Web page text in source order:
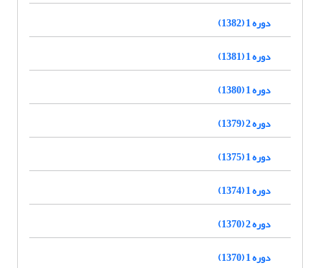
دوره 1 (1382)
دوره 1 (1381)
دوره 1 (1380)
دوره 2 (1379)
دوره 1 (1375)
دوره 1 (1374)
دوره 2 (1370)
دوره 1 (1370)